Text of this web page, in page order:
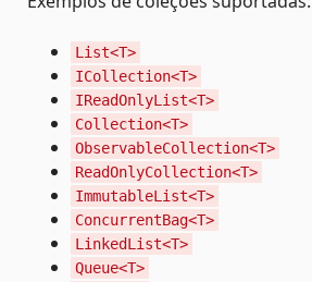
List<T>
ICollection<T>
IReadOnlyList<T>
Collection<T>
ObservableCollection<T>
ReadOnlyCollection<T>
ImmutableList<T>
ConcurrentBag<T>
LinkedList<T>
Queue<T>